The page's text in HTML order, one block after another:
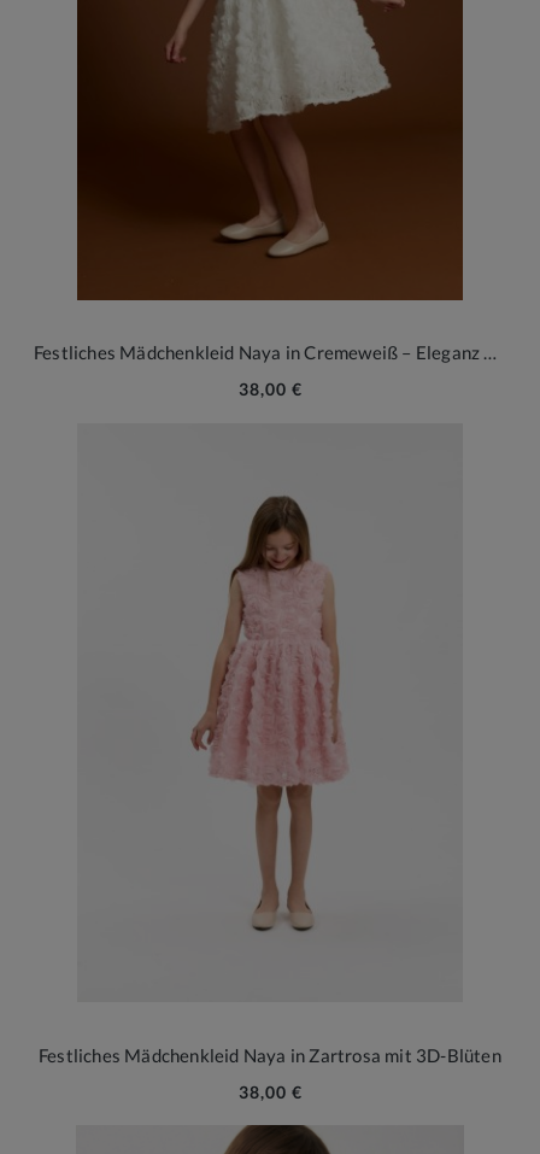
Festliches Mädchenkleid Naya in Cremeweiß – Eleganz mit 3D-Blüten
38,00 €
Festliches Mädchenkleid Naya in Zartrosa mit 3D-Blüten
38,00 €